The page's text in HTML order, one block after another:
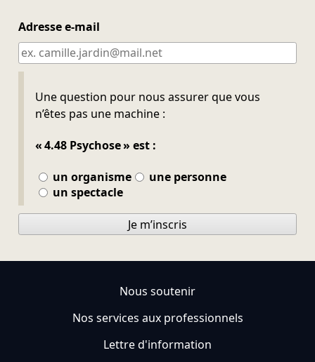
Adresse e-mail
Une question pour nous assurer que vous
n’êtes pas une machine :
« 4.48 Psychose » est :
un organisme
une personne
un spectacle
Ne pas remplir
Je m’inscris
Nous soutenir
Nos services aux professionnels
Lettre d'information